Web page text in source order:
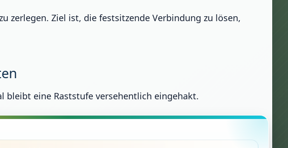
zerlegen. Ziel ist, die festsitzende Verbindung zu lösen,
bleibt eine Raststufe versehentlich eingehakt.